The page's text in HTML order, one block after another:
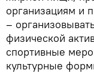
организациям и
–
физической
спортивные
культурные